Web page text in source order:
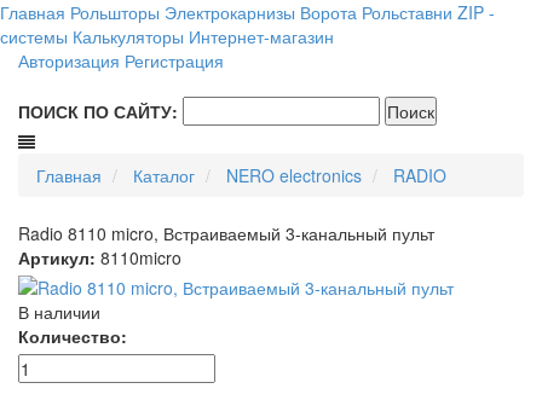
Главная Рольшторы Электрокарнизы Ворота Рольставни ZIP -
системы Калькуляторы Интернет-магазин
Авторизация Регистрация
ПОИСК ПО САЙТУ:
Главная Каталог NERO electronics RADIO
Radio 8110 micro, Встраиваемый 3-канальный пульт
Артикул: 8110micro
В наличии
Количество: